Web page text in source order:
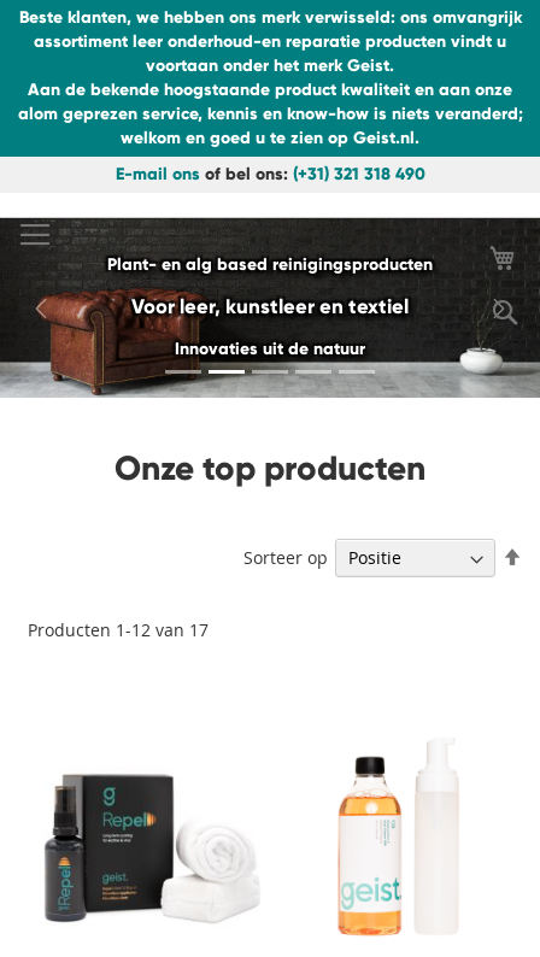
Beste klanten, we hebben ons merk verwisseld: ons omvangrijk
assortiment leer onderhoud-en reparatie producten vindt u
voortaan onder het merk Geist.
Aan de bekende hoogstaande product kwaliteit en aan onze
alom geprezen service, kennis en know-how is niets veranderd;
welkom en goed u te zien op Geist.nl.
E-mail onsof bel ons: (+31) 321 318 490
naar
de
inhoud
Plant- en alg based reinigingsproducten
Voor leer, kunstleer en textiel
Innovaties uit de natuur
Previous Next
Onze top producten
Producten 1-12 van 17
Sorteer op